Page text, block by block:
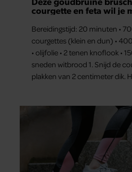
courgette en feta wil je
Bereidingstijd: 20 minuten •
courgettes (klein en dun) •
• olijfolie • 2 tenen knoflook •
sneden witbrood 1. Snijd de
plakken van 2 centimeter dik.